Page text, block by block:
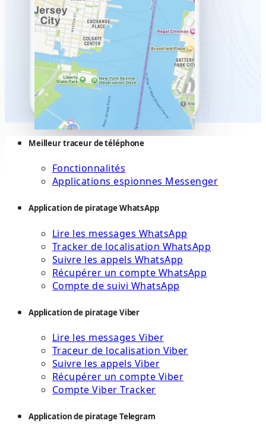
Meilleur traceur de téléphone
Fonctionnalités
Applications espionnes Messenger
Application de piratage WhatsApp
Lire les messages WhatsApp
Tracker de localisation WhatsApp
Suivre les appels WhatsApp
Récupérer un compte WhatsApp
Compte de suivi WhatsApp
Application de piratage Viber
Lire les messages Viber
Traceur de localisation Viber
Suivre les appels Viber
Récupérer un compte Viber
Compte Viber Tracker
Application de piratage Telegram